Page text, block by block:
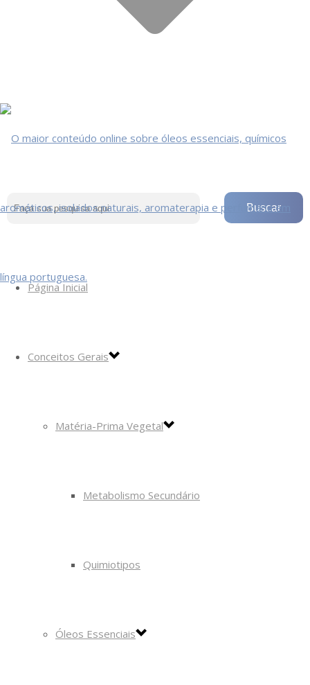
Página Inicial
Conceitos Gerais
Matéria-Prima Vegetal
Metabolismo Secundário
Quimiotipos
Óleos Essenciais